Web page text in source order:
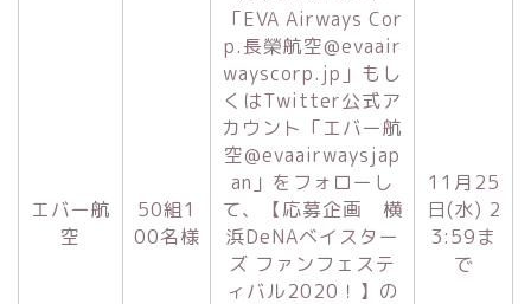
エバー航
空
50組1
00名様
「EVA Airways Cor
p.長榮航空@evaair
wayscorp.jp」もし
くはTwitter公式ア
カウント「エバー航
空@evaairwaysjap
an」をフォローし
て、【応募企画 横
浜DeNAベイスター
ズ ファンフェステ
ィバル2020！】の
11月25
日(水) 2
3:59ま
で